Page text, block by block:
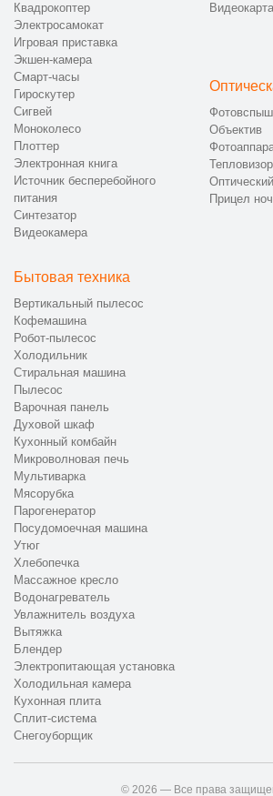
Квадрокоптер
Электросамокат
Игровая приставка
Экшен-камера
Смарт-часы
Гироскутер
Сигвей
Моноколесо
Плоттер
Электронная книга
Источник бесперебойного
питания
Синтезатор
Видеокамера
Видеокарта
Объектив
Тепловизор
Прицел
Бытовая техника
Вертикальный пылесос
Кофемашина
Робот-пылесос
Холодильник
Стиральная машина
Пылесос
Варочная панель
Духовой шкаф
Кухонный комбайн
Микроволновая печь
Мультиварка
Мясорубка
Парогенератор
Посудомоечная машина
Утюг
Хлебопечка
Массажное кресло
Водонагреватель
Увлажнитель воздуха
Вытяжка
Блендер
Электропитающая установка
Холодильная камера
Кухонная плита
Сплит-система
Снегоуборщик
© 2026 — Все права